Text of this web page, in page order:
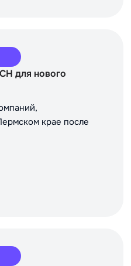
для нового
крае после